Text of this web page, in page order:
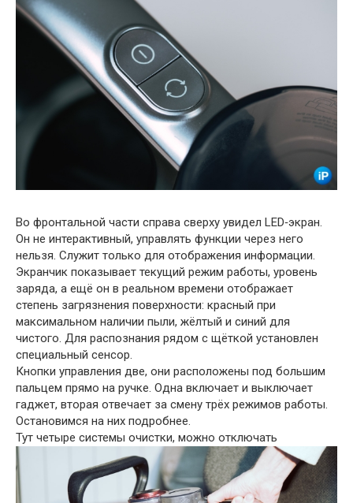
Во фронтальной части справа сверху увидел LED‑экран.
Он не интерактивный, управлять функции через него
нельзя. Служит только для отображения информации.
Экранчик показывает текущий режим работы, уровень
заряда, а ещё он в реальном времени отображает
степень загрязнения поверхности: красный при
максимальном наличии пыли, жёлтый и синий для
чистого. Для распознания рядом с щёткой установлен
специальный сенсор.
Кнопки управления две, они расположены под большим
пальцем прямо на ручке. Одна включает и выключает
гаджет, вторая отвечает за смену трёх режимов работы.
Остановимся на них подробнее.
Тут четыре системы очистки, можно отключать